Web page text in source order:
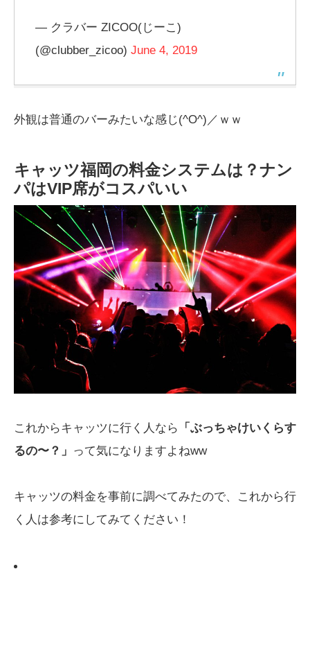
— クラバー ZICOO(じーこ)
(@clubber_zicoo) June 4, 2019
外観は普通のバーみたいな感じ(^O^)／ｗｗ
キャッツ福岡の料金システムは？ナン
パはVIP席がコスパいい
これからキャッツに行く人なら
「ぶっちゃけいくらす
るの〜？」
って気になりますよねww
キャッツの料金を事前に調べてみたので、これから行
く人は参考にしてみてください！